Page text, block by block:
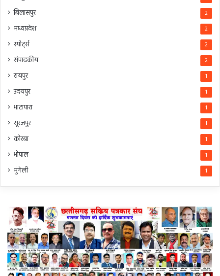
बिलासपुर 2
मध्यप्रदेश 2
स्पोर्ट्स 2
संपादकीय 2
रायपुर 1
उदयपुर 1
भाटापारा 1
सूरजपुर 1
कोरबा 1
भोपाल 1
मुंगेली 1